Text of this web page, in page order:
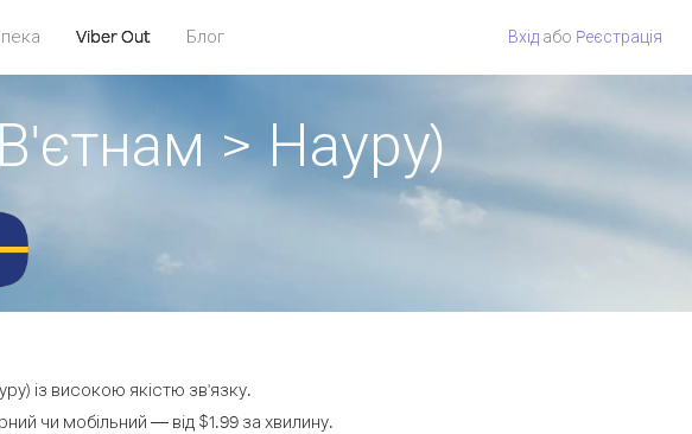
Viber Out Блог Вхід або Pеєстрація
> Науру)
із високою якістю зв'язку.
чи мобільний — від $1.99 за хвилину.